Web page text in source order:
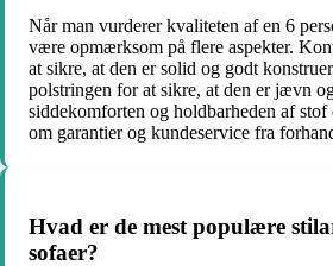
Når man vurderer kvaliteten af ​​en 6
være opmærksom på flere aspekter.
at sikre, at den er solid og godt
polstringen for at sikre, at den er jævn
siddekomforten og holdbarheden af
om garantier og kundeservice fra
Hvad er de mest populære
sofaer?